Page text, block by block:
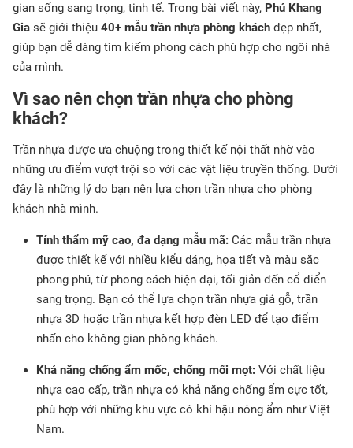
gian sống sang trọng, tinh tế. Trong bài viết này, Phú Khang
Gia sẽ giới thiệu 40+ mẫu trần nhựa phòng khách đẹp nhất,
giúp bạn dễ dàng tìm kiếm phong cách phù hợp cho ngôi nhà
của mình.
Vì sao nên chọn trần nhựa cho phòng
khách?
Trần nhựa được ưa chuộng trong thiết kế nội thất nhờ vào
những ưu điểm vượt trội so với các vật liệu truyền thống. Dưới
đây là những lý do bạn nên lựa chọn trần nhựa cho phòng
khách nhà mình.
Tính thẩm mỹ cao, đa dạng mẫu mã: Các mẫu trần nhựa
được thiết kế với nhiều kiểu dáng, họa tiết và màu sắc
phong phú, từ phong cách hiện đại, tối giản đến cổ điển
sang trọng. Bạn có thể lựa chọn trần nhựa giả gỗ, trần
nhựa 3D hoặc trần nhựa kết hợp đèn LED để tạo điểm
nhấn cho không gian phòng khách.
Khả năng chống ẩm mốc, chống mối mọt: Với chất liệu
nhựa cao cấp, trần nhựa có khả năng chống ẩm cực tốt,
phù hợp với những khu vực có khí hậu nóng ẩm như Việt
Nam.